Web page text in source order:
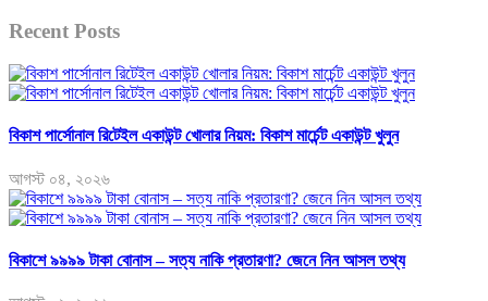
Recent Posts
বিকাশ পার্সোনাল রিটেইল একাউন্ট খোলার নিয়ম: বিকাশ মার্চেন্ট একাউন্ট খুলুন
আগস্ট ০৪, ২০২৬
বিকাশে ৯৯৯৯ টাকা বোনাস – সত্য নাকি প্রতারণা? জেনে নিন আসল তথ্য